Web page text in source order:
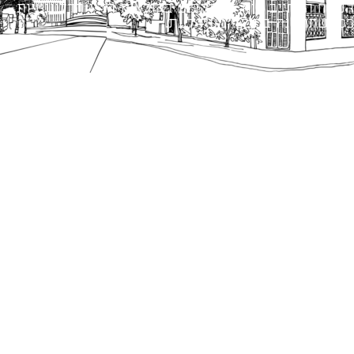
הנוסח המחייב הוא זה הקבוע בהוראות הדין הרלוונטיות
כפי שתהיינה בתוקף מעת לעת.